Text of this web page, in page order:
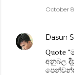
October
Dasun
Quote
අනුබල